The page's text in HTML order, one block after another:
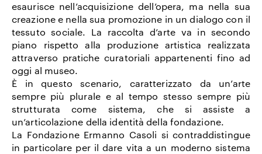
esaurisce nell’acquisizione dell’opera, ma nella sua
creazione e nella sua promozione in un dialogo con il
tessuto sociale. La raccolta d’arte va in secondo
piano rispetto alla produzione artistica realizzata
attraverso pratiche curatoriali appartenenti fino ad
oggi al museo.
È in questo scenario, caratterizzato da un’arte
sempre più plurale e al tempo stesso sempre più
strutturata come sistema, che si assiste a
un’articolazione della identità della fondazione.
La Fondazione Ermanno Casoli si contraddistingue
in particolare per il dare vita a un moderno sistema